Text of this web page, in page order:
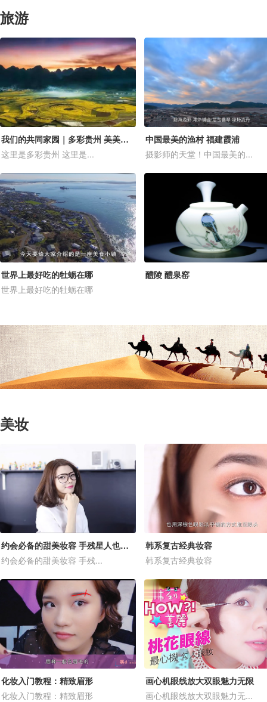
旅游
我们的共同家园｜多彩贵州 美美与共
这里是多彩贵州 这里是...
中国最美的渔村 福建霞浦
摄影师的天堂！中国最美的...
世界上最好吃的牡蛎在哪
世界上最好吃的牡蛎在哪
醴陵 醴泉窑
美妆
约会必备的甜美妆容 手残星人也能马上变女神
约会必备的甜美妆容 手残...
韩系复古经典妆容
韩系复古经典妆容
化妆入门教程：精致眉形
化妆入门教程：精致眉形
画心机眼线放大双眼魅力无限
画心机眼线放大双眼魅力无...